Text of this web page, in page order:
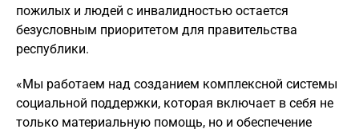
пожилых и людей с инвалидностью остается
безусловным приоритетом для правительства
республики.
«Мы работаем над созданием комплексной системы
социальной поддержки, которая включает в себя не
только материальную помощь, но и обеспечение